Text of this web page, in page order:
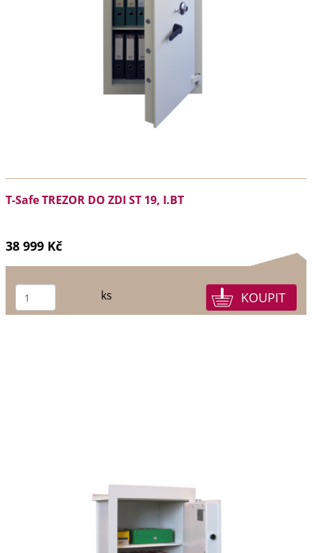
T-Safe TREZOR DO ZDI ST 19, I.BT
38 999 Kč
ks